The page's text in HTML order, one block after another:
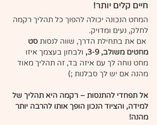
חיים קלים יותר!
המחט הנכונה יכולה להפוך כל תהליך רקמה
לחלק, נעים ומדויק.
סט
מחטים משולב, 3-9,
ולבחון בעצמך איזו
מחט נוחה לך עם איזה בד, זה תהליך מאוד
מהנה אם יש לך סבלנות ;)
אל תפחדי להתנסות – רקמה היא תהליך של
למידה, והציוד הנכון הופך אותו להרבה יותר
מהנה!